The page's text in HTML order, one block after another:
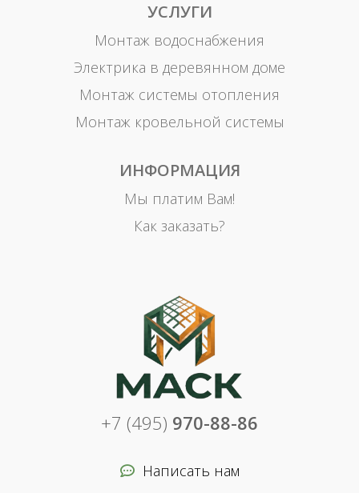
УСЛУГИ
Монтаж водоснабжения
Электрика в деревянном доме
Монтаж системы отопления
Монтаж кровельной системы
ИНФОРМАЦИЯ
Мы платим Вам!
Как заказать?
+7 (495) 970-88-86
Написать нам